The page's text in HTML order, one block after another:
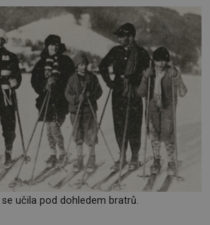
se učila pod dohledem bratrů.